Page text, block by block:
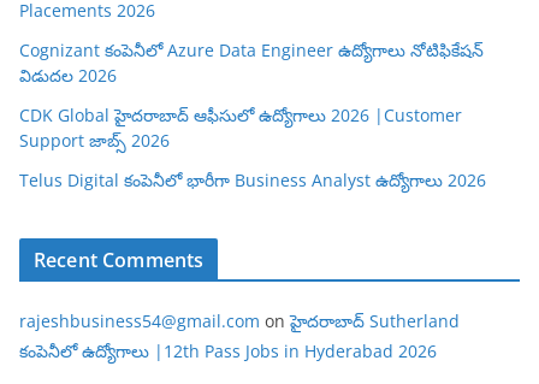
Placements 2026
Cognizant కంపెనీలో Azure Data Engineer ఉద్యోగాలు నోటిఫికేషన్
విడుదల 2026
CDK Global హైదరాబాద్ ఆఫీసులో ఉద్యోగాలు 2026 |Customer
Support జాబ్స్ 2026
Telus Digital కంపెనీలో భారీగా Business Analyst ఉద్యోగాలు 2026
Recent Comments
rajeshbusiness54@gmail.com onహైదరాబాద్ Sutherland
కంపెనీలో ఉద్యోగాలు |12th Pass Jobs in Hyderabad 2026